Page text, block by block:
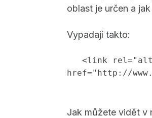
oblast je určen a
Vypadají takto:
<link
href="http://
Jak můžete vidět v